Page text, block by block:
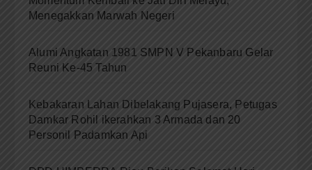
Menegakkan Marwah Negeri
Alumi Angkatan 1981 SMPN V Pekanbaru Gelar
Reuni Ke-45 Tahun
Kebakaran Lahan Dibelakang Pujasera, Petugas
Damkar Rohil ikerahkan 3 Armada dan 20
Personil Padamkan Api